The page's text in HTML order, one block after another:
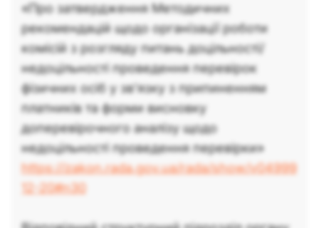
«Про затвердження Методичних
рекомендацій щодо організації роботи
комісій з розгляду питань доцільності/
недоцільності проведення перевірок
фізичних осіб у зв’язку з припиненням
платників та форми висновку
доперевірочного аналізу щодо
недоцільності проведення перевірки»
https://zakon.rada.gov.ua/rada/show/v04999
12-20#n30